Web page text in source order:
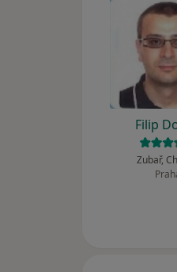
Filip
Zubař,